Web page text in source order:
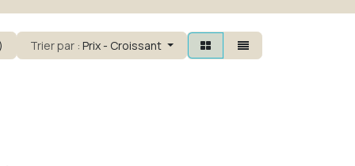
Trier par : Prix - Croissant